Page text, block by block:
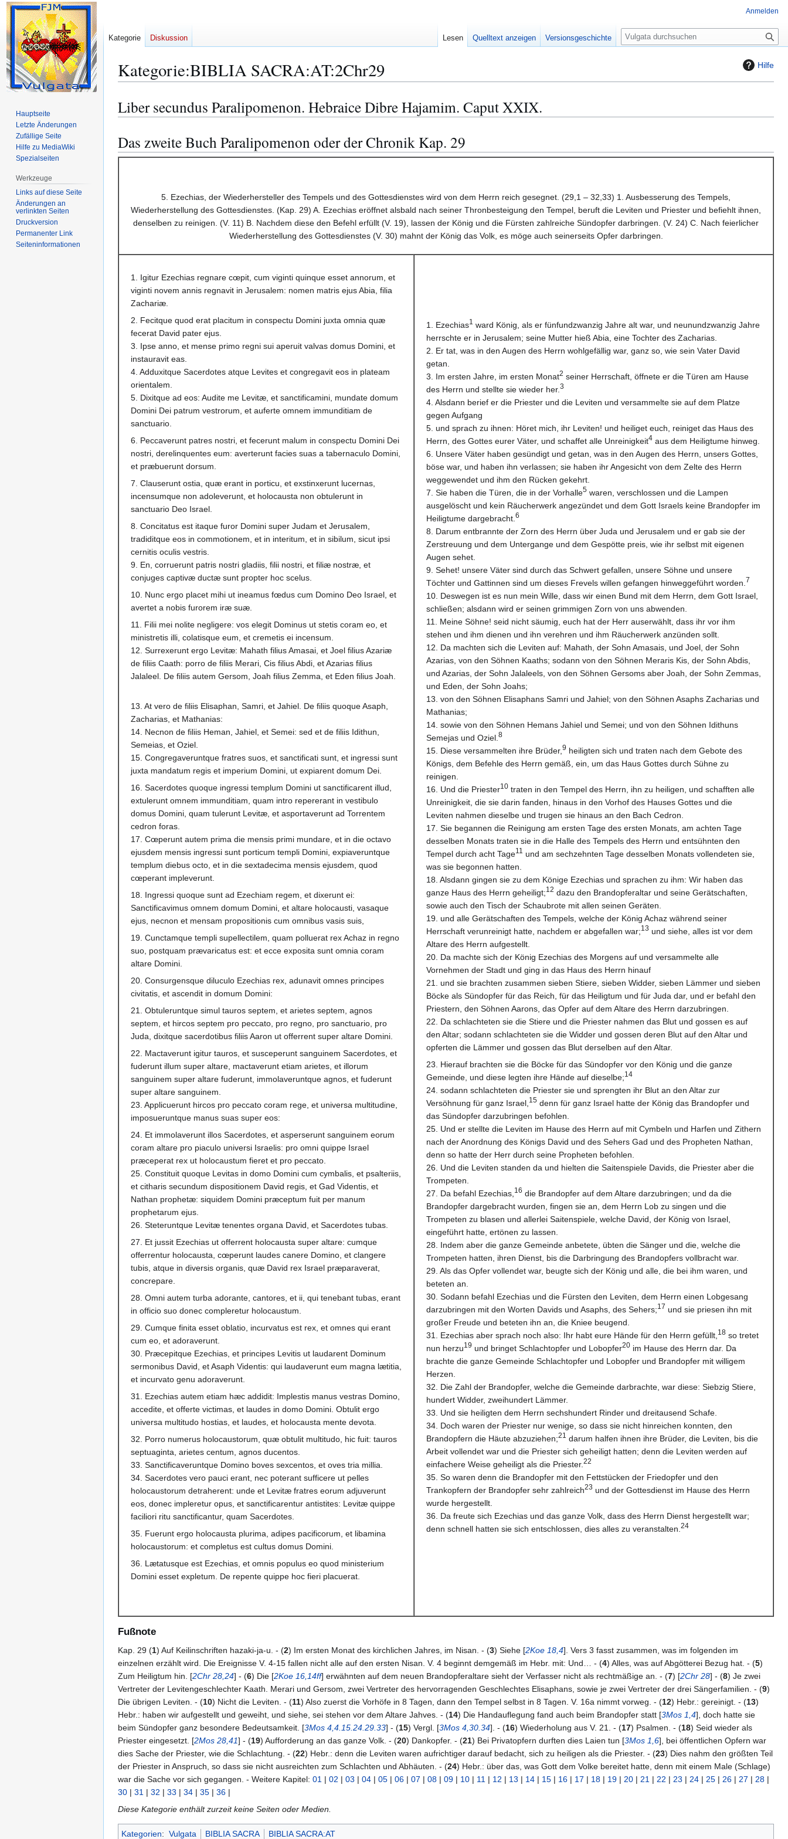
Hilfe
Kategorie:BIBLIA SACRA:AT:2Chr29
Zur
Navigation
Zur
Suche
Liber secundus Paralipomenon. Hebraice Dibre Hajamim. Caput XXIX.
Das zweite Buch Paralipomenon oder der Chronik Kap. 29
5. Ezechias, der Wiederhersteller des Tempels und des Gottesdienstes wird von dem Herrn reich gesegnet. (29,1 – 32,33) 1. Ausbesserung des Tempels,
Wiederherstellung des Gottesdienstes. (Kap. 29) A. Ezechias eröffnet alsbald nach seiner Thronbesteigung den Tempel, beruft die Leviten und Priester und befiehlt ihnen,
denselben zu reinigen. (V. 11) B. Nachdem diese den Befehl erfüllt (V. 19), lassen der König und die Fürsten zahlreiche Sündopfer darbringen. (V. 24) C. Nach feierlicher
Wiederherstellung des Gottesdienstes (V. 30) mahnt der König das Volk, es möge auch seinerseits Opfer darbringen.
1. Igitur Ezechias regnare cœpit, cum viginti quinque esset annorum, et
viginti novem annis regnavit in Jerusalem: nomen matris ejus Abia, filia
Zachariæ.
2. Fecitque quod erat placitum in conspectu Domini juxta omnia quæ
fecerat David pater ejus.
3. Ipse anno, et mense primo regni sui aperuit valvas domus Domini, et
instauravit eas.
4. Adduxitque Sacerdotes atque Levites et congregavit eos in plateam
orientalem.
5. Dixitque ad eos: Audite me Levitæ, et sanctificamini, mundate domum
Domini Dei patrum vestrorum, et auferte omnem immunditiam de
sanctuario.
6. Peccaverunt patres nostri, et fecerunt malum in conspectu Domini Dei
nostri, derelinquentes eum: averterunt facies suas a tabernaculo Domini,
et præbuerunt dorsum.
7. Clauserunt ostia, quæ erant in porticu, et exstinxerunt lucernas,
incensumque non adoleverunt, et holocausta non obtulerunt in
sanctuario Deo Israel.
8. Concitatus est itaque furor Domini super Judam et Jerusalem,
tradiditque eos in commotionem, et in interitum, et in sibilum, sicut ipsi
cernitis oculis vestris.
9. En, corruerunt patris nostri gladiis, filii nostri, et filiæ nostræ, et
conjuges captivæ ductæ sunt propter hoc scelus.
10. Nunc ergo placet mihi ut ineamus fœdus cum Domino Deo Israel, et
avertet a nobis furorem iræ suæ.
11. Filii mei nolite negligere: vos elegit Dominus ut stetis coram eo, et
ministretis illi, colatisque eum, et cremetis ei incensum.
12. Surrexerunt ergo Levitæ: Mahath filius Amasai, et Joel filius Azariæ
de filiis Caath: porro de filiis Merari, Cis filius Abdi, et Azarias filius
Jalaleel. De filiis autem Gersom, Joah filius Zemma, et Eden filius Joah.
13. At vero de filiis Elisaphan, Samri, et Jahiel. De filiis quoque Asaph,
Zacharias, et Mathanias:
14. Necnon de filiis Heman, Jahiel, et Semei: sed et de filiis Idithun,
Semeias, et Oziel.
15. Congregaveruntque fratres suos, et sanctificati sunt, et ingressi sunt
juxta mandatum regis et imperium Domini, ut expiarent domum Dei.
16. Sacerdotes quoque ingressi templum Domini ut sanctificarent illud,
extulerunt omnem immunditiam, quam intro repererant in vestibulo
domus Domini, quam tulerunt Levitæ, et asportaverunt ad Torrentem
cedron foras.
17. Cœperunt autem prima die mensis primi mundare, et in die octavo
ejusdem mensis ingressi sunt porticum templi Domini, expiaveruntque
templum diebus octo, et in die sextadecima mensis ejusdem, quod
cœperant impleverunt.
18. Ingressi quoque sunt ad Ezechiam regem, et dixerunt ei:
Sanctificavimus omnem domum Domini, et altare holocausti, vasaque
ejus, necnon et mensam propositionis cum omnibus vasis suis,
19. Cunctamque templi supellectilem, quam polluerat rex Achaz in regno
suo, postquam prævaricatus est: et ecce exposita sunt omnia coram
altare Domini.
20. Consurgensque diluculo Ezechias rex, adunavit omnes principes
civitatis, et ascendit in domum Domini:
21. Obtuleruntque simul tauros septem, et arietes septem, agnos
septem, et hircos septem pro peccato, pro regno, pro sanctuario, pro
Juda, dixitque sacerdotibus filiis Aaron ut offerrent super altare Domini.
22. Mactaverunt igitur tauros, et susceperunt sanguinem Sacerdotes, et
fuderunt illum super altare, mactaverunt etiam arietes, et illorum
sanguinem super altare fuderunt, immolaveruntque agnos, et fuderunt
super altare sanguinem.
23. Applicuerunt hircos pro peccato coram rege, et universa multitudine,
imposueruntque manus suas super eos:
24. Et immolaverunt illos Sacerdotes, et asperserunt sanguinem eorum
coram altare pro piaculo universi Israelis: pro omni quippe Israel
præceperat rex ut holocaustum fieret et pro peccato.
25. Constituit quoque Levitas in domo Domini cum cymbalis, et psalteriis,
et citharis secundum dispositionem David regis, et Gad Videntis, et
Nathan prophetæ: siquidem Domini præceptum fuit per manum
prophetarum ejus.
26. Steteruntque Levitæ tenentes organa David, et Sacerdotes tubas.
27. Et jussit Ezechias ut offerrent holocausta super altare: cumque
offerrentur holocausta, cœperunt laudes canere Domino, et clangere
tubis, atque in diversis organis, quæ David rex Israel præparaverat,
concrepare.
28. Omni autem turba adorante, cantores, et ii, qui tenebant tubas, erant
in officio suo donec compleretur holocaustum.
29. Cumque finita esset oblatio, incurvatus est rex, et omnes qui erant
cum eo, et adoraverunt.
30. Præcepitque Ezechias, et principes Levitis ut laudarent Dominum
sermonibus David, et Asaph Videntis: qui laudaverunt eum magna lætitia,
et incurvato genu adoraverunt.
31. Ezechias autem etiam hæc addidit: Implestis manus vestras Domino,
accedite, et offerte victimas, et laudes in domo Domini. Obtulit ergo
universa multitudo hostias, et laudes, et holocausta mente devota.
32. Porro numerus holocaustorum, quæ obtulit multitudo, hic fuit: tauros
septuaginta, arietes centum, agnos ducentos.
33. Sanctificaveruntque Domino boves sexcentos, et oves tria millia.
34. Sacerdotes vero pauci erant, nec poterant sufficere ut pelles
holocaustorum detraherent: unde et Levitæ fratres eorum adjuverunt
eos, donec impleretur opus, et sanctificarentur antistites: Levitæ quippe
faciliori ritu sanctificantur, quam Sacerdotes.
35. Fuerunt ergo holocausta plurima, adipes pacificorum, et libamina
holocaustorum: et completus est cultus domus Domini.
36. Lætatusque est Ezechias, et omnis populus eo quod ministerium
Domini esset expletum. De repente quippe hoc fieri placuerat.
1. Ezechias1 ward König, als er fünfundzwanzig Jahre alt war, und neunundzwanzig Jahre
herrschte er in Jerusalem; seine Mutter hieß Abia, eine Tochter des Zacharias.
2. Er tat, was in den Augen des Herrn wohlgefällig war, ganz so, wie sein Vater David
getan.
3. Im ersten Jahre, im ersten Monat2 seiner Herrschaft, öffnete er die Türen am Hause
des Herrn und stellte sie wieder her. 3
4. Alsdann berief er die Priester und die Leviten und versammelte sie auf dem Platze
gegen Aufgang
5. und sprach zu ihnen: Höret mich, ihr Leviten! und heiliget euch, reiniget das Haus des
Herrn, des Gottes eurer Väter, und schaffet alle Unreinigkeit4 aus dem Heiligtume hinweg.
6. Unsere Väter haben gesündigt und getan, was in den Augen des Herrn, unsers Gottes,
böse war, und haben ihn verlassen; sie haben ihr Angesicht von dem Zelte des Herrn
weggewendet und ihm den Rücken gekehrt.
7. Sie haben die Türen, die in der Vorhalle5 waren, verschlossen und die Lampen
ausgelöscht und kein Räucherwerk angezündet und dem Gott Israels keine Brandopfer im
Heiligtume dargebracht. 6
8. Darum entbrannte der Zorn des Herrn über Juda und Jerusalem und er gab sie der
Zerstreuung und dem Untergange und dem Gespötte preis, wie ihr selbst mit eigenen
Augen sehet.
9. Sehet! unsere Väter sind durch das Schwert gefallen, unsere Söhne und unsere
Töchter und Gattinnen sind um dieses Frevels willen gefangen hinweggeführt worden. 7
10. Deswegen ist es nun mein Wille, dass wir einen Bund mit dem Herrn, dem Gott Israel,
schließen; alsdann wird er seinen grimmigen Zorn von uns abwenden.
11. Meine Söhne! seid nicht säumig, euch hat der Herr auserwählt, dass ihr vor ihm
stehen und ihm dienen und ihn verehren und ihm Räucherwerk anzünden sollt.
12. Da machten sich die Leviten auf: Mahath, der Sohn Amasais, und Joel, der Sohn
Azarias, von den Söhnen Kaaths; sodann von den Söhnen Meraris Kis, der Sohn Abdis,
und Azarias, der Sohn Jalaleels, von den Söhnen Gersoms aber Joah, der Sohn Zemmas,
und Eden, der Sohn Joahs;
13. von den Söhnen Elisaphans Samri und Jahiel; von den Söhnen Asaphs Zacharias und
Mathanias;
14. sowie von den Söhnen Hemans Jahiel und Semei; und von den Söhnen Idithuns
Semejas und Oziel. 8
15. Diese versammelten ihre Brüder, 9 heiligten sich und traten nach dem Gebote des
Königs, dem Befehle des Herrn gemäß, ein, um das Haus Gottes durch Sühne zu
reinigen.
16. Und die Priester10 traten in den Tempel des Herrn, ihn zu heiligen, und schafften alle
Unreinigkeit, die sie darin fanden, hinaus in den Vorhof des Hauses Gottes und die
Leviten nahmen dieselbe und trugen sie hinaus an den Bach Cedron.
17. Sie begannen die Reinigung am ersten Tage des ersten Monats, am achten Tage
desselben Monats traten sie in die Halle des Tempels des Herrn und entsühnten den
Tempel durch acht Tage11
und am sechzehnten Tage desselben Monats vollendeten sie,
was sie begonnen hatten.
18. Alsdann gingen sie zu dem Könige Ezechias und sprachen zu ihm: Wir haben das
ganze Haus des Herrn geheiligt;12 dazu den Brandopferaltar und seine Gerätschaften,
sowie auch den Tisch der Schaubrote mit allen seinen Geräten.
19. und alle Gerätschaften des Tempels, welche der König Achaz während seiner
Herrschaft verunreinigt hatte, nachdem er abgefallen war;13 und siehe, alles ist vor dem
Altare des Herrn aufgestellt.
20. Da machte sich der König Ezechias des Morgens auf und versammelte alle
Vornehmen der Stadt und ging in das Haus des Herrn hinauf
21. und sie brachten zusammen sieben Stiere, sieben Widder, sieben Lämmer und sieben
Böcke als Sündopfer für das Reich, für das Heiligtum und für Juda dar, und er befahl den
Priestern, den Söhnen Aarons, das Opfer auf dem Altare des Herrn darzubringen.
22. Da schlachteten sie die Stiere und die Priester nahmen das Blut und gossen es auf
den Altar; sodann schlachteten sie die Widder und gossen deren Blut auf den Altar und
opferten die Lämmer und gossen das Blut derselben auf den Altar.
23. Hierauf brachten sie die Böcke für das Sündopfer vor den König und die ganze
Gemeinde, und diese legten ihre Hände auf dieselbe;14
24. sodann schlachteten die Priester sie und sprengten ihr Blut an den Altar zur
Versöhnung für ganz Israel, 15 denn für ganz Israel hatte der König das Brandopfer und
das Sündopfer darzubringen befohlen.
25. Und er stellte die Leviten im Hause des Herrn auf mit Cymbeln und Harfen und Zithern
nach der Anordnung des Königs David und des Sehers Gad und des Propheten Nathan,
denn so hatte der Herr durch seine Propheten befohlen.
26. Und die Leviten standen da und hielten die Saitenspiele Davids, die Priester aber die
Trompeten.
27. Da befahl Ezechias, 16 die Brandopfer auf dem Altare darzubringen; und da die
Brandopfer dargebracht wurden, fingen sie an, dem Herrn Lob zu singen und die
Trompeten zu blasen und allerlei Saitenspiele, welche David, der König von Israel,
eingeführt hatte, ertönen zu lassen.
28. Indem aber die ganze Gemeinde anbetete, übten die Sänger und die, welche die
Trompeten hatten, ihren Dienst, bis die Darbringung des Brandopfers vollbracht war.
29. Als das Opfer vollendet war, beugte sich der König und alle, die bei ihm waren, und
beteten an.
30. Sodann befahl Ezechias und die Fürsten den Leviten, dem Herrn einen Lobgesang
darzubringen mit den Worten Davids und Asaphs, des Sehers;17 und sie priesen ihn mit
großer Freude und beteten ihn an, die Kniee beugend.
31. Ezechias aber sprach noch also: Ihr habt eure Hände für den Herrn gefüllt, 18 so tretet
nun herzu19 und bringet Schlachtopfer und Lobopfer20 im Hause des Herrn dar. Da
brachte die ganze Gemeinde Schlachtopfer und Lobopfer und Brandopfer mit willigem
Herzen.
32. Die Zahl der Brandopfer, welche die Gemeinde darbrachte, war diese: Siebzig Stiere,
hundert Widder, zweihundert Lämmer.
33. Und sie heiligten dem Herrn sechshundert Rinder und dreitausend Schafe.
34. Doch waren der Priester nur wenige, so dass sie nicht hinreichen konnten, den
Brandopfern die Häute abzuziehen;21 darum halfen ihnen ihre Brüder, die Leviten, bis die
Arbeit vollendet war und die Priester sich geheiligt hatten; denn die Leviten werden auf
einfachere Weise geheiligt als die Priester. 22
35. So waren denn die Brandopfer mit den Fettstücken der Friedopfer und den
Trankopfern der Brandopfer sehr zahlreich23 und der Gottesdienst im Hause des Herrn
wurde hergestellt.
36. Da freute sich Ezechias und das ganze Volk, dass des Herrn Dienst hergestellt war;
denn schnell hatten sie sich entschlossen, dies alles zu veranstalten. 24
Fußnote
Kap. 29 (1) Auf Keilinschriften hazaki-ja-u. - (2) Im ersten Monat des kirchlichen Jahres, im Nisan. - (3) Siehe [2Koe 18,4]. Vers 3 fasst zusammen, was im folgenden im
einzelnen erzählt wird. Die Ereignisse V. 4-15 fallen nicht alle auf den ersten Nisan. V. 4 beginnt demgemäß im Hebr. mit: Und… - (4) Alles, was auf Abgötterei Bezug hat. - (5)
Zum Heiligtum hin. [2Chr 28,24] - (6) Die [2Koe 16,14ff] erwähnten auf dem neuen Brandopferaltare sieht der Verfasser nicht als rechtmäßige an. - (7) [2Chr 28] - (8) Je zwei
Vertreter der Levitengeschlechter Kaath. Merari und Gersom, zwei Vertreter des hervorragenden Geschlechtes Elisaphans, sowie je zwei Vertreter der drei Sängerfamilien. - (9)
Die übrigen Leviten. - (10) Nicht die Leviten. - (11) Also zuerst die Vorhöfe in 8 Tagen, dann den Tempel selbst in 8 Tagen. V. 16a nimmt vorweg. - (12) Hebr.: gereinigt. - (13)
Hebr.: haben wir aufgestellt und geweiht, und siehe, sei stehen vor dem Altare Jahves. - (14) Die Handauflegung fand auch beim Brandopfer statt [3Mos 1,4], doch hatte sie
beim Sündopfer ganz besondere Bedeutsamkeit. [3Mos 4,4.15.24.29.33] - (15) Vergl. [3Mos 4,30.34]. - (16) Wiederholung aus V. 21. - (17) Psalmen. - (18) Seid wieder als
Priester eingesetzt. [2Mos 28,41] - (19) Aufforderung an das ganze Volk. - (20) Dankopfer. - (21) Bei Privatopfern durften dies Laien tun [3Mos 1,6], bei öffentlichen Opfern war
dies Sache der Priester, wie die Schlachtung. - (22) Hebr.: denn die Leviten waren aufrichtiger darauf bedacht, sich zu heiligen als die Priester. - (23) Dies nahm den größten Teil
der Priester in Anspruch, so dass sie nicht ausreichten zum Schlachten und Abhäuten. - (24) Hebr.: über das, was Gott dem Volke bereitet hatte, denn mit einem Male (Schlage)
war die Sache vor sich gegangen. - Weitere Kapitel: 01 | 02 | 03 | 04 | 05 | 06 | 07 | 08 | 09 | 10 | 11 | 12 | 13 | 14 | 15 | 16 | 17 | 18 | 19 | 20 | 21 | 22 | 23 | 24 | 25 | 26 | 27 | 28 |
30 | 31 | 32 | 33 | 34 | 35 | 36 |
Diese Kategorie enthält zurzeit keine Seiten oder Medien.
Kategorien: Vulgata BIBLIA SACRA BIBLIA SACRA:AT
Anmelden
Kategorie Diskussion Lesen Quelltext anzeigen Versionsgeschichte
S
u
e
Hauptseite
Letzte Änderungen
Zufällige Seite
Hilfe zu MediaWiki
Spezialseiten
Werkzeuge
Links auf diese Seite
Änderungen an
verlinkten Seiten
Druckversion
Permanenter Link
Seiten­­informationen